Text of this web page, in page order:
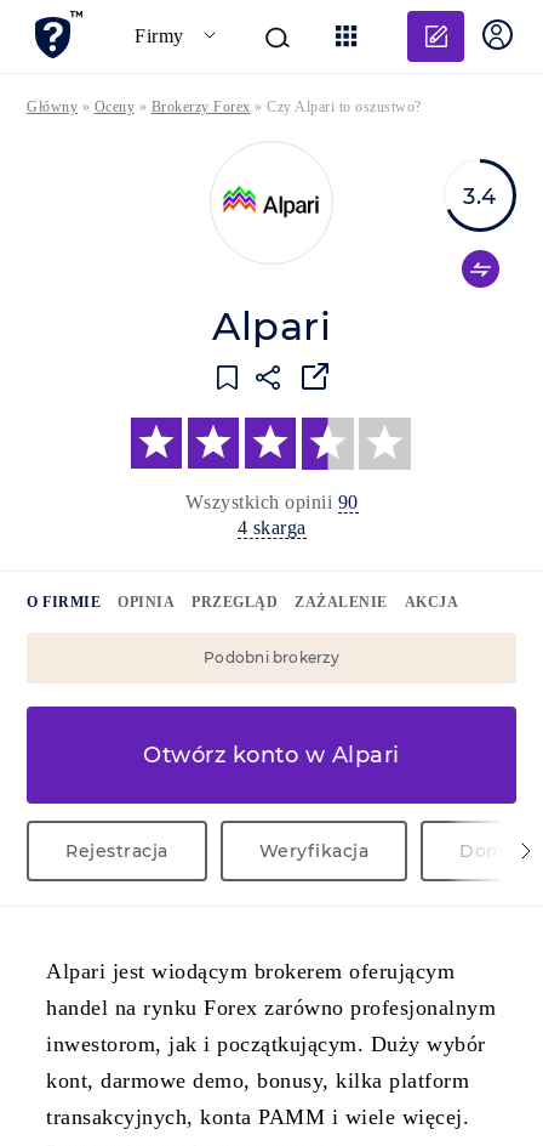
Firmy
Dodaj
Główny » Oceny » Brokerzy Forex » Czy Alpari to oszustwo?
Alpari
Wszystkich opinii 90
4 skarga
3.4
O FIRMIE OPINIA PRZEGLĄD ZAŻALENIE AKCJA
Podobni brokerzy
Otwórz konto w Alpari
Rejestracja Weryfikacja
Alpari jest wiodącym brokerem oferującym
handel na rynku Forex zarówno profesjonalnym
inwestorom, jak i początkującym. Duży wybór
kont, darmowe demo, bonusy, kilka platform
transakcyjnych, konta PAMM i wiele więcej.